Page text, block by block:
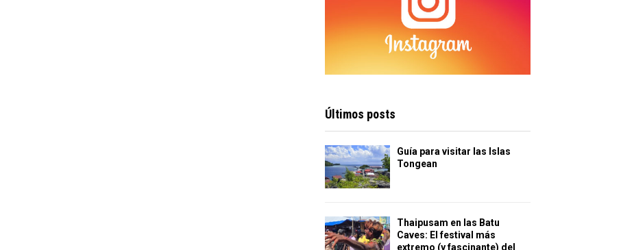
Últimos posts
Guía para visitar las Islas
Tongean
Thaipusam en las Batu
Caves: El festival más
extremo (y fascinante) del